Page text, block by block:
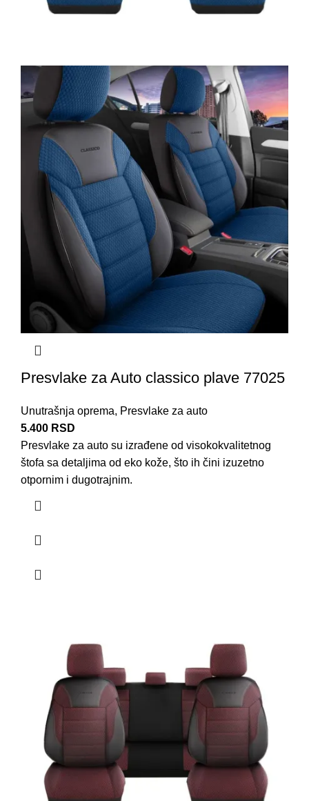
Presvlake za Auto classico plave 77025
Unutrašnja oprema, Presvlake za auto
5.400 RSD
Presvlake za auto su izrađene od visokokvalitetnog
štofa sa detaljima od eko kože, što ih čini izuzetno
otpornim i dugotrajnim.